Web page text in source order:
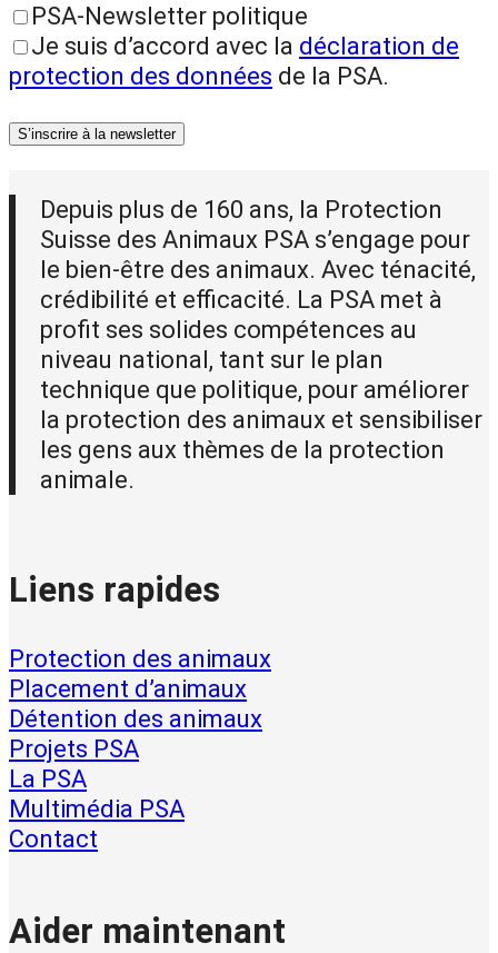
PSA-Newsletter politique
Je suis d’accord avec la déclaration de
protection des données de la PSA.
S’inscrire à la newsletter
Depuis plus de 160 ans, la Protection
Suisse des Animaux PSA s’engage pour
le bien-être des animaux. Avec ténacité,
crédibilité et efficacité. La PSA met à
profit ses solides compétences au
niveau national, tant sur le plan
technique que politique, pour améliorer
la protection des animaux et sensibiliser
les gens aux thèmes de la protection
animale.
Liens rapides
Protection des animaux
Placement d’animaux
Détention des animaux
Projets PSA
La PSA
Multimédia PSA
Contact
Aider maintenant